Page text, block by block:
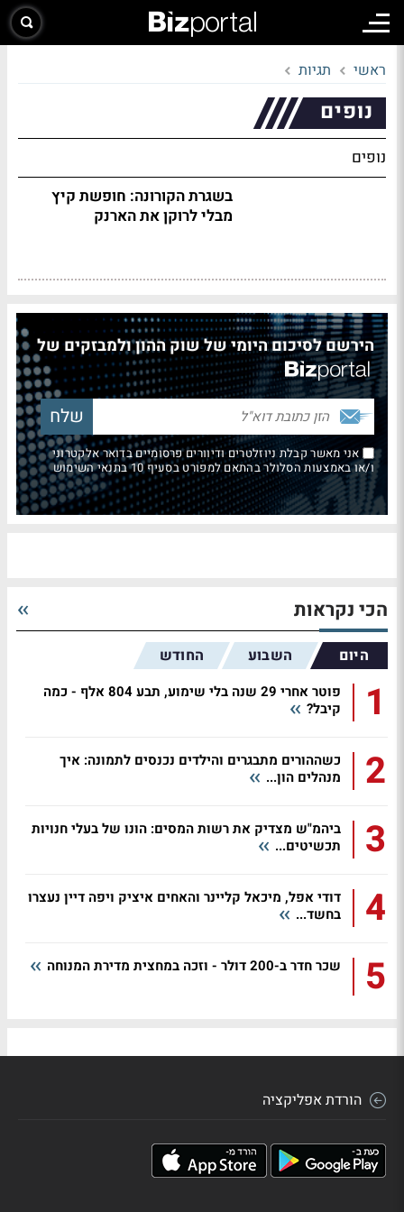
ראשי תגיות
נופים
נופים
בשגרת הקורונה: חופשת קיץ
מבלי לרוקן את הארנק
הירשם לסיכום היומי של שוק ההון ולמבזקים של
אני מאשר קבלת ניוזלטרים ודיוורים פרסומיים בדואר אלקטרוני
ו/או באמצעות הסלולר בהתאם למפורט בסעיף 10 בתנאי השימוש
הכי נקראות
היום השבוע החודש
1
פוטר אחרי 29 שנה בלי שימוע, תבע 804 אלף - כמה
קיבל?
2
כשההורים מתבגרים והילדים נכנסים לתמונה: איך
מנהלים הון...
3
ביהמ"ש מצדיק את רשות המסים: הונו של בעלי חנויות
תכשיטים...
4
דודי אפל, מיכאל קליינר והאחים איציק ויפה דיין נעצרו
בחשד...
5 שכר חדר ב-200 דולר - וזכה במחצית מדירת המנוחה
הורדת אפליקציה